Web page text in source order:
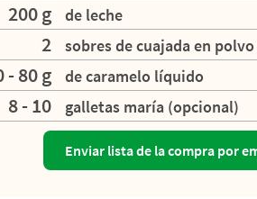
200 g de leche
2 sobres de cuajada en polvo
- 80 g de caramelo líquido
8 - 10 galletas maría (opcional)
Enviar lista de la compra por